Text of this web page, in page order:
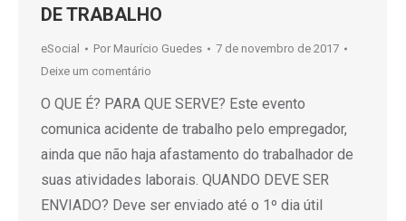
DE TRABALHO
eSocial Por Maurício Guedes
7 de novembro de 2017
Deixe um comentário
O QUE É? PARA QUE SERVE? Este evento
comunica acidente de trabalho pelo empregador,
ainda que não haja afastamento do trabalhador de
suas atividades laborais. QUANDO DEVE SER
ENVIADO? Deve ser enviado até o 1º dia útil